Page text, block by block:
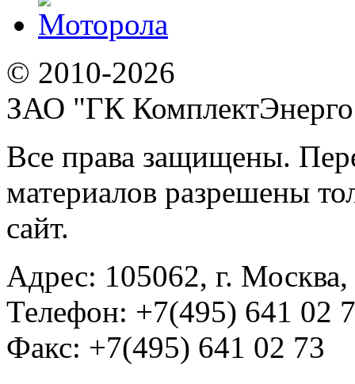
© 2010-2026
ЗАО "ГК
Все права защищены.
материалов разрешены
сайт.
Адрес: 105062, г.
Телефон: +7(495) 641 02
Факс: +7(495) 641 02 73